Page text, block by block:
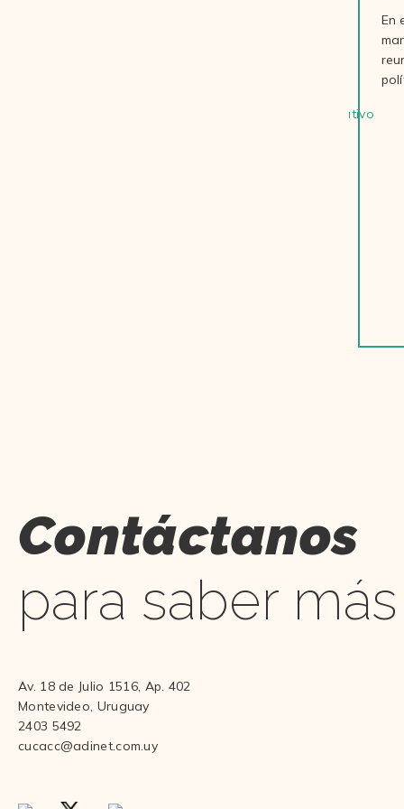
En
Contáctanos
para saber más
Av. 18 de Julio 1516, Ap. 402
Montevideo, Uruguay
2403 5492
cucacc@adinet.com.uy